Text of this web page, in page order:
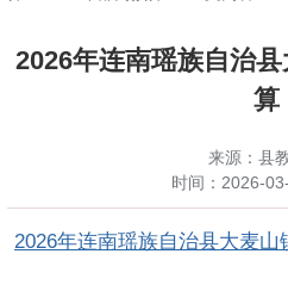
2026年连南瑶族自治
算
来源：县
时间： 2026-
2026年连南瑶族自治县大麦山